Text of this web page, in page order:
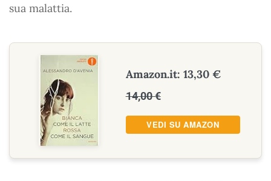
sua malattia.
Amazon.it: 13,30 €
14,00 €
VEDI SU AMAZON